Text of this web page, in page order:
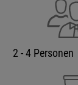
2 - 4 Personen